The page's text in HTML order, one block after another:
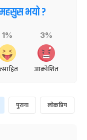
भयो ?
1% 3%
आक्रोशित
पुराना लोकप्रिय